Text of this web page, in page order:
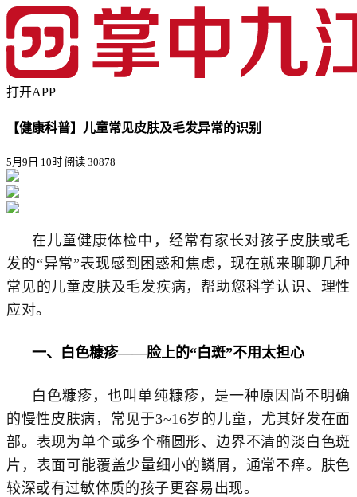
打开APP
【健康科普】儿童常见皮肤及毛发异常的识别
5月9日 10时 阅读 30878
在儿童健康体检中，经常有家长对孩子皮肤或毛
发的“异常”表现感到困惑和焦虑，现在就来聊聊几种
常见的儿童皮肤及毛发疾病，帮助您科学认识、理性
应对。
一、白色糠疹——脸上的“白斑”不用太担心
白色糠疹，也叫单纯糠疹，是一种原因尚不明确
的慢性皮肤病，常见于3~16岁的儿童，尤其好发在面
部。表现为单个或多个椭圆形、边界不清的淡白色斑
片，表面可能覆盖少量细小的鳞屑，通常不痒。肤色
较深或有过敏体质的孩子更容易出现。